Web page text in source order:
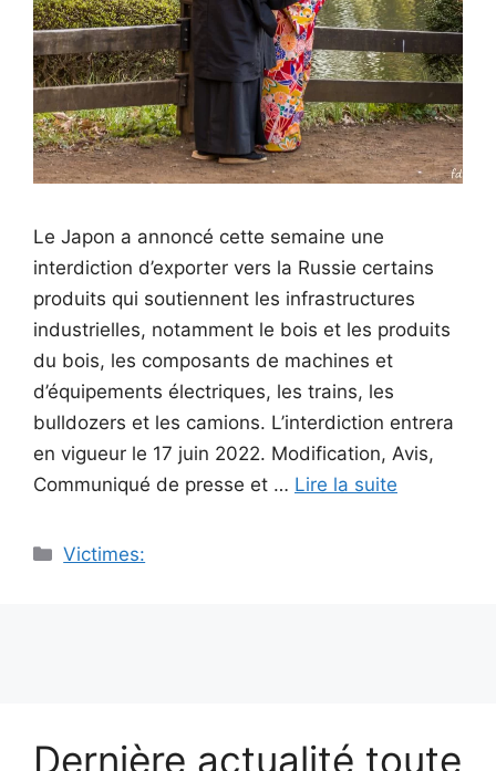
Le Japon a annoncé cette semaine une
interdiction d’exporter vers la Russie certains
produits qui soutiennent les infrastructures
industrielles, notamment le bois et les produits
du bois, les composants de machines et
d’équipements électriques, les trains, les
bulldozers et les camions. L’interdiction entrera
en vigueur le 17 juin 2022. Modification, Avis,
Communiqué de presse et … Lire la suite
Catégories
Victimes:
Dernière actualité toute